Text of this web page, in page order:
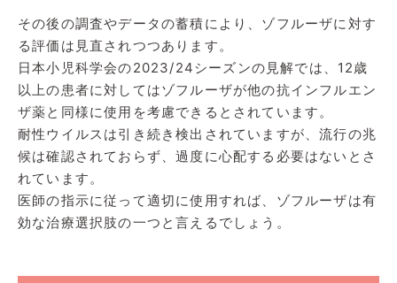
その後の調査やデータの蓄積により、ゾフルーザに対す
る評価は見直されつつあります。
日本小児科学会の2023/24シーズンの見解では、12歳
以上の患者に対してはゾフルーザが他の抗インフルエン
ザ薬と同様に使用を考慮できるとされています。
耐性ウイルスは引き続き検出されていますが、流行の兆
候は確認されておらず、過度に心配する必要はないとさ
れています。
医師の指示に従って適切に使用すれば、ゾフルーザは有
効な治療選択肢の一つと言えるでしょう。